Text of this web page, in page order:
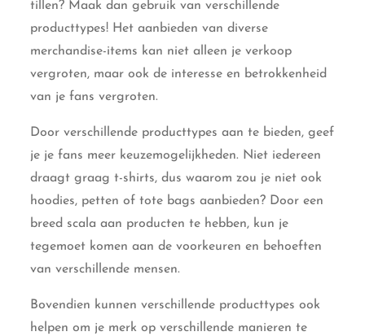
tillen? Maak dan gebruik van verschillende
producttypes! Het aanbieden van diverse
merchandise-items kan niet alleen je verkoop
vergroten, maar ook de interesse en betrokkenheid
van je fans vergroten.
Door verschillende producttypes aan te bieden, geef
je je fans meer keuzemogelijkheden. Niet iedereen
draagt graag t-shirts, dus waarom zou je niet ook
hoodies, petten of tote bags aanbieden? Door een
breed scala aan producten te hebben, kun je
tegemoet komen aan de voorkeuren en behoeften
van verschillende mensen.
Bovendien kunnen verschillende producttypes ook
helpen om je merk op verschillende manieren te